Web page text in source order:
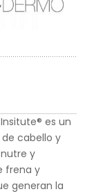
es un
cabello y
y
frena y
generan la